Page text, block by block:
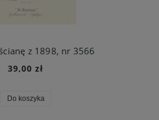
z 1898, nr 3566
39,00 zł
Do koszyka